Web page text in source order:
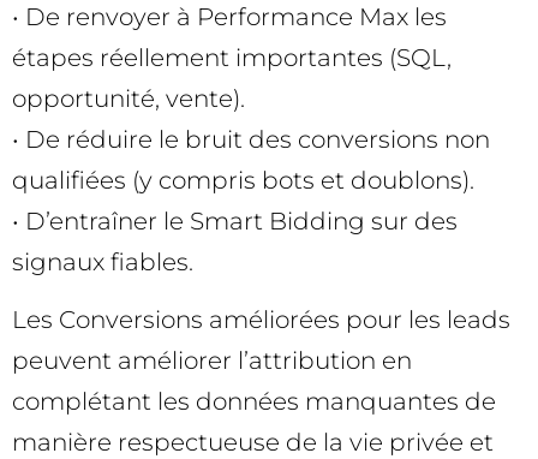
• De renvoyer à Performance Max les
étapes réellement importantes (SQL,
opportunité, vente).
• De réduire le bruit des conversions non
qualifiées (y compris bots et doublons).
• D’entraîner le Smart Bidding sur des
signaux fiables.
Les Conversions améliorées pour les leads
peuvent améliorer l’attribution en
complétant les données manquantes de
manière respectueuse de la vie privée et